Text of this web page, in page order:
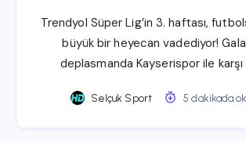
Trendyol Süper Lig’in 3. haftası,
büyük bir heyecan vadediyor!
deplasmanda Kayserispor ile karşı
Selçuk Sport 5 dakikada